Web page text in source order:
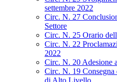
settembre 2022
Circ. N. 27
Settore
Circ. N. 25 Orario
Circ. N. 22
2022
Circ. N. 20 Adesione
Circ. N. 19 Consegna